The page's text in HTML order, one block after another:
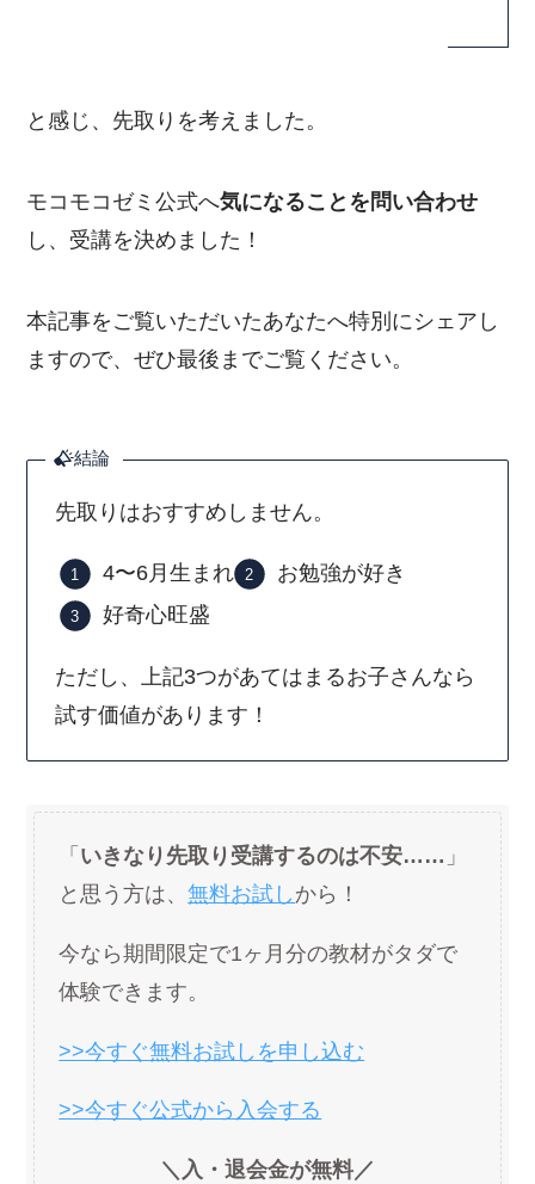
と感じ、先取りを考えました。
モコモコゼミ公式へ気になることを問い合わせ
し、受講を決めました！
本記事をご覧いただいたあなたへ特別にシェアし
ますので、ぜひ最後までご覧ください。
結論
先取りはおすすめしません。
4〜6月生まれ
お勉強が好き
好奇心旺盛
ただし、上記3つがあてはまるお子さんなら
試す価値があります！
「 いきなり先取り受講するのは不安…… 」
と思う方は、無料お試し から！
今なら期間限定で1ヶ月分の教材がタダで
体験できます。
>>今すぐ無料お試しを申し込む
>>今すぐ公式から入会する
＼入・退会金が無料／